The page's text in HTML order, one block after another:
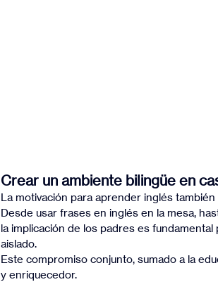
Crear un ambiente bilingüe en
La motivación para aprender inglés
Desde usar frases en inglés en la mesa,
la implicación de los padres es
aislado.
Este compromiso conjunto, sumado a la
y enriquecedor.